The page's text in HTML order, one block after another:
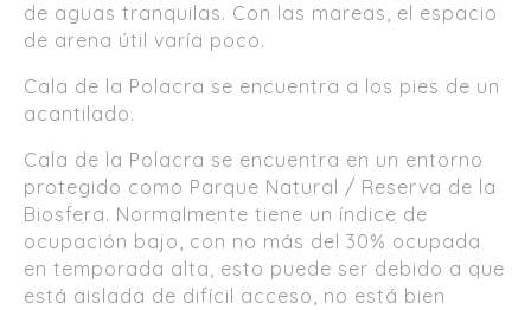
de aguas tranquilas. Con las mareas, el espacio
de arena útil varía poco.
Cala de la Polacra se encuentra a los pies de un
acantilado.
Cala de la Polacra se encuentra en un entorno
protegido como Parque Natural / Reserva de la
Biosfera. Normalmente tiene un índice de
ocupación bajo, con no más del 30% ocupada
en temporada alta, esto puede ser debido a que
está aislada de difícil acceso, no está bien